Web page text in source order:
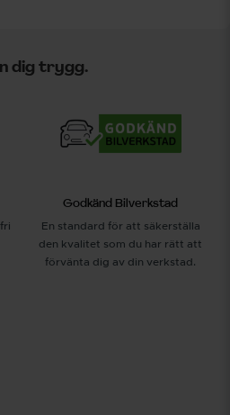
dig trygg.
Godkänd Bilverkstad
En standard för att säkerställa
den kvalitet som du har rätt att
förvänta dig av din verkstad.